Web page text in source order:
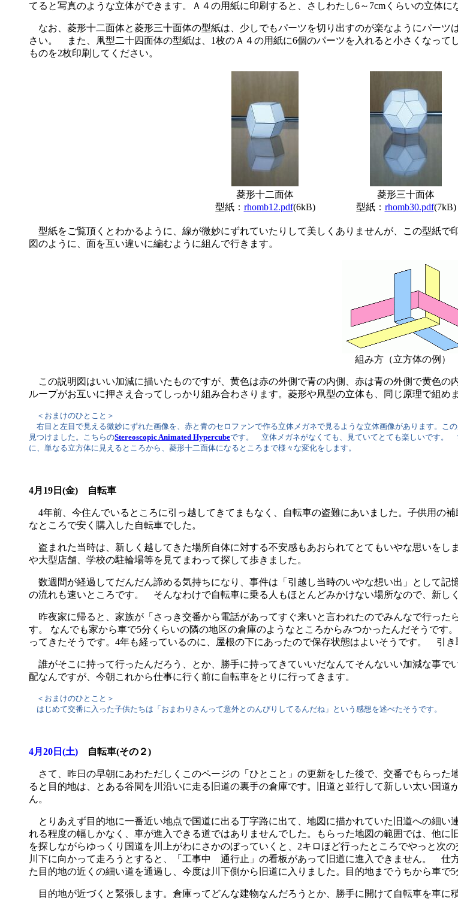
てると写真のような立体ができます。Ａ４の用紙に印刷すると、さしわたし6～7cmくらいの立体に
なお、菱形十二面体と菱形三十面体の型紙は、少しでもパーツを切り出すのが楽なようにパー
さい。 また、凧型二十四面体の型紙は、1枚のＡ４の用紙に6個のパーツを入れると小さくなって
ものを2枚印刷してください。
菱形十二面体
型紙： rhomb12.pdf(6kB)
菱形三十面体
型紙： rhomb30.pdf(7kB)
型紙をご覧頂くとわかるように、線が微妙にずれていたりして美しくありませんが、この型紙
図のように、面を互い違いに編むように組んで行きます。
組み方（立方体の例）
この説明図はいい加減に描いたものですが、黄色は赤の外側で青の内側、赤は青の外側で黄色の
ループがお互いに押さえ合ってしっかり組み合わさります。菱形や凧型の立体も、同じ原理で組めま
＜おまけのひとこと＞
右目と左目で見える微妙にずれた画像を、赤と青のセロファンで作る立体メガネで見るような立体画像があります。こ
見つけました。こちらのStereoscopic Animated Hypercubeです。 立体メガネがなくても、見ていてとても楽しいです。
に、単なる立方体に見えるところから、菱形十二面体になるところまで様々な変化をします。
4月19日(金) 自転車
4年前、今住んでいるところに引っ越してきてまもなく、自転車の盗難にあいました。子供用の
なところで安く購入した自転車でした。
盗まれた当時は、新しく越してきた場所自体に対する不安感もあおられてとてもいやな思いを
や大型店舗、学校の駐輪場等を見てまわって探して歩きました。
数週間が経過してだんだん諦める気持ちになり、事件は「引越し当時のいやな想い出」として
の流れも速いところです。 そんなわけで自転車に乗る人もほとんどみかけない場所なので、新し
昨夜家に帰ると、家族が「さっき交番から電話があってすぐ来いと言われたのでみんなで行っ
す。 なんでも家から車で5分くらいの隣の地区の倉庫のようなところからみつかったんだそうです
ってきたそうです。4年も経っているのに、屋根の下にあったので保存状態はよいそうです。 引
誰がそこに持って行ったんだろう、とか、勝手に持ってきていいだなんてそんないい加減な事
配なんですが、今朝これから仕事に行く前に自転車をとりに行ってきます。
＜おまけのひとこと＞
はじめて交番に入った子供たちは「おまわりさんって意外とのんびりしてるんだね」という感想を述べたそうです。
4月20日(土) 自転車(その２)
さて、昨日の早朝にあわただしくこのページの「ひとこと」の更新をした後で、交番でもらった
ると目的地は、とある谷間を川沿いに走る旧道の裏手の倉庫です。旧道と並行して新しい太い国
ん。
とりあえず目的地に一番近い地点で国道に出る丁字路に出て、地図に描かれていた旧道への細い
れる程度の幅しかなく、車が進入できる道ではありませんでした。もらった地図の範囲では、他
を探しながらゆっくり国道を川上がわにさかのぼっていくと、2キロほど行ったところでやっと次
川下に向かって走ろうとすると、「工事中 通行止」の看板があって旧道に進入できません。 仕
た目的地の近くの細い道を通過し、今度は川下側から旧道に入りました。目的地までうちから車で
目的地が近づくと緊張します。倉庫ってどんな建物なんだろうとか、勝手に開けて自転車を車に